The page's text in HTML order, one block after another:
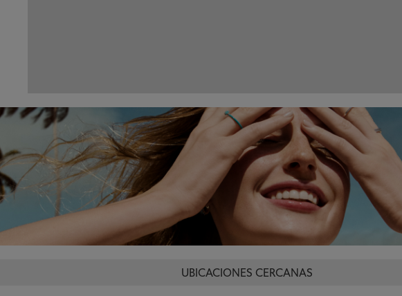
UBICACIONES CERCANAS